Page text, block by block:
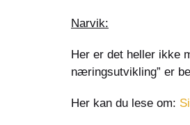
Narvik:
Her er det heller ikke
næringsutvikling” er
Her kan du lese om: